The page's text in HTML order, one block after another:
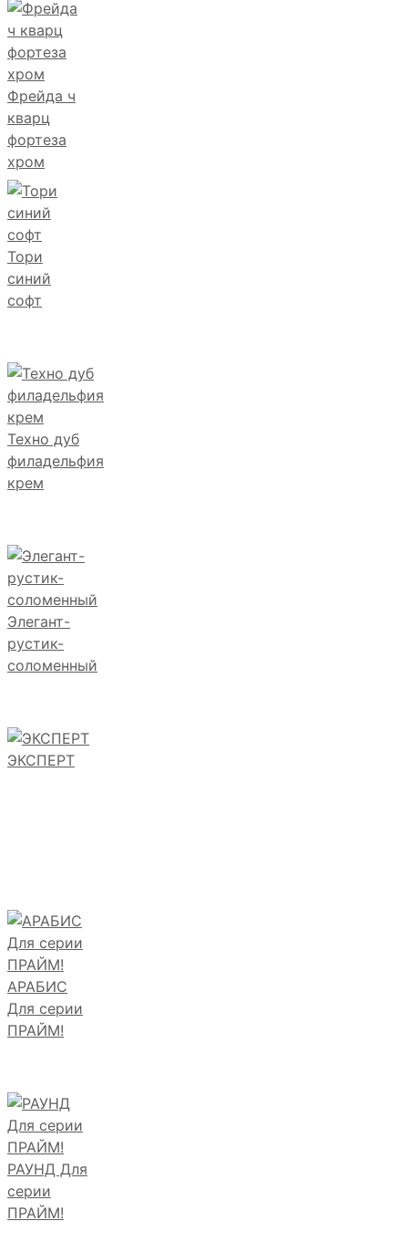
Фрейда ч
кварц
фортеза
хром
Тори
синий
софт
Техно дуб
филадельфия
крем
Элегант-
рустик-
соломенный
ЭКСПЕРТ
АРАБИС
Для серии
ПРАЙМ!
РАУНД Для
серии
ПРАЙМ!